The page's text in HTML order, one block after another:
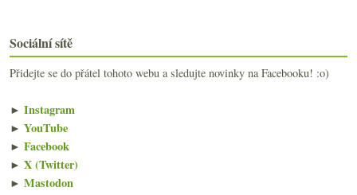
Sociální sítě
Přidejte se do přátel tohoto webu a sledujte novinky na Facebooku! :o)
► Instagram
► YouTube
► Facebook
► X (Twitter)
► Mastodon